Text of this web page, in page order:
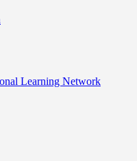
Learning Network